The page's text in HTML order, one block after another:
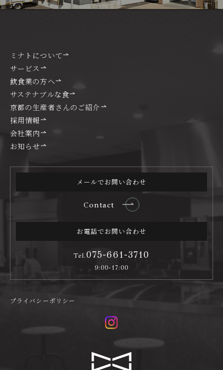
ミナトについて
サービス
飲食業の方へ
サステナブルな食
京都の生産者さんのご紹介
採用情報
会社案内
お知らせ
メールでお問い合わせ
Contact
お電話でお問い合わせ
Tel.075-661-3710
9:00-17:00
プライバシーポリシー